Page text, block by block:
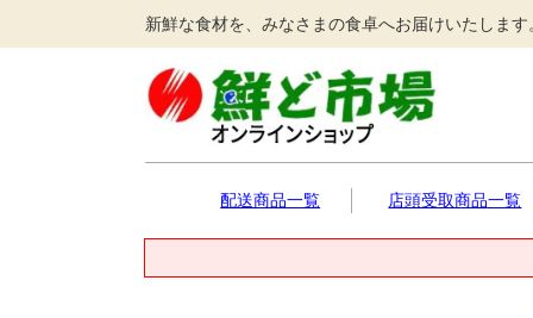
新鮮な食材を、みなさまの食卓へお届けいたします
配送商品一覧 店頭受取商品一覧